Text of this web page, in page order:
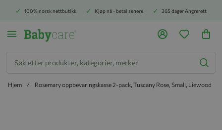
100% norsk nettbutikk Kjøp nå - betal senere 365 dager Angrerett
Hjem Rosemary oppbevaringskasse 2-pack, Tuscany Rose, Small, Liewood